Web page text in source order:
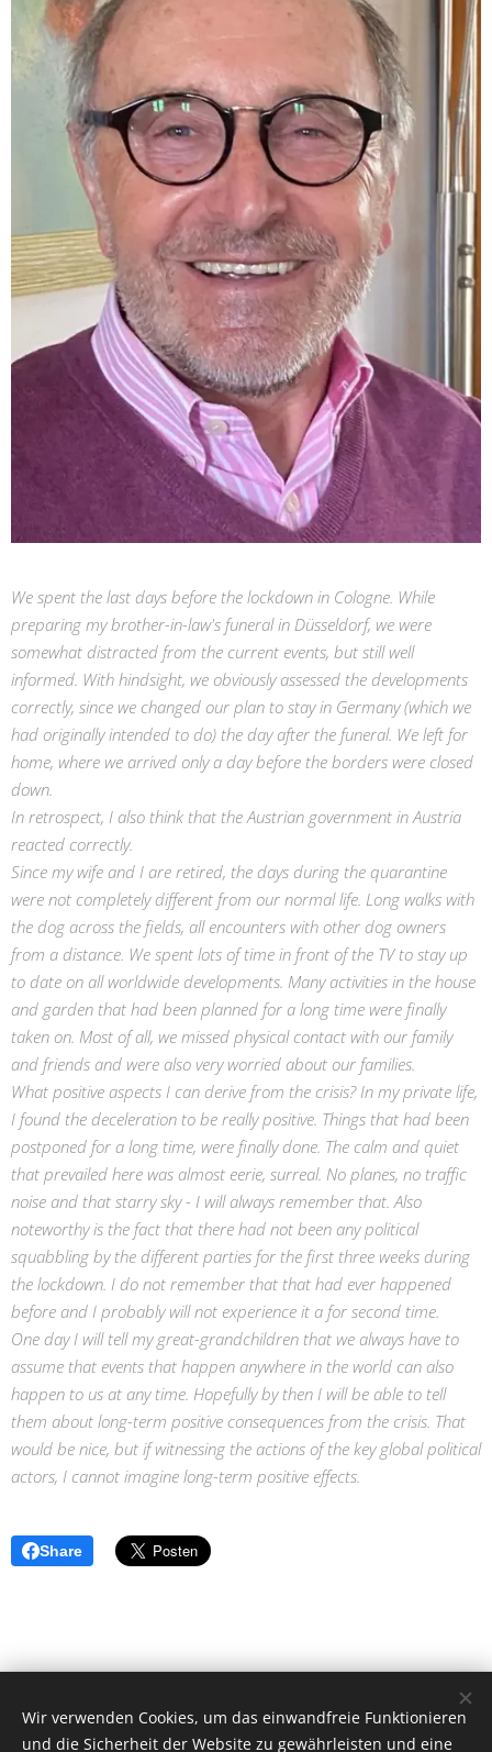
We spent the last days before the lockdown in Cologne. While
preparing my brother-in-law's funeral in Düsseldorf, we were
somewhat distracted from the current events, but still well
informed. With hindsight, we obviously assessed the developments
correctly, since we changed our plan to stay in Germany (which we
had originally intended to do) the day after the funeral. We left for
home, where we arrived only a day before the borders were closed
down.
In retrospect, I also think that the Austrian government in Austria
reacted correctly.
Since my wife and I are retired, the days during the quarantine
were not completely different from our normal life. Long walks with
the dog across the fields, all encounters with other dog owners
from a distance. We spent lots of time in front of the TV to stay up
to date on all worldwide developments. Many activities in the house
and garden that had been planned for a long time were finally
taken on. Most of all, we missed physical contact with our family
and friends and were also very worried about our families.
What positive aspects I can derive from the crisis? In my private life,
I found the deceleration to be really positive. Things that had been
postponed for a long time, were finally done. The calm and quiet
that prevailed here was almost eerie, surreal. No planes, no traffic
noise and that starry sky - I will always remember that. Also
noteworthy is the fact that there had not been any political
squabbling by the different parties for the first three weeks during
the lockdown. I do not remember that that had ever happened
before and I probably will not experience it a for second time.
One day I will tell my great-grandchildren that we always have to
assume that events that happen anywhere in the world can also
happen to us at any time. Hopefully by then I will be able to tell
them about long-term positive consequences from the crisis. That
would be nice, but if witnessing the actions of the key global political
actors, I cannot imagine long-term positive effects.
Share
caras de la pandemia / Angelika Rütgen-Dömötör © Alle Rechte
vorbehalten 2020
Wir verwenden Cookies, um das einwandfreie Funktionieren
und die Sicherheit der Website zu gewährleisten und eine